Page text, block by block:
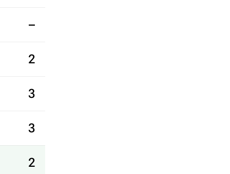
–
2
3
3
2